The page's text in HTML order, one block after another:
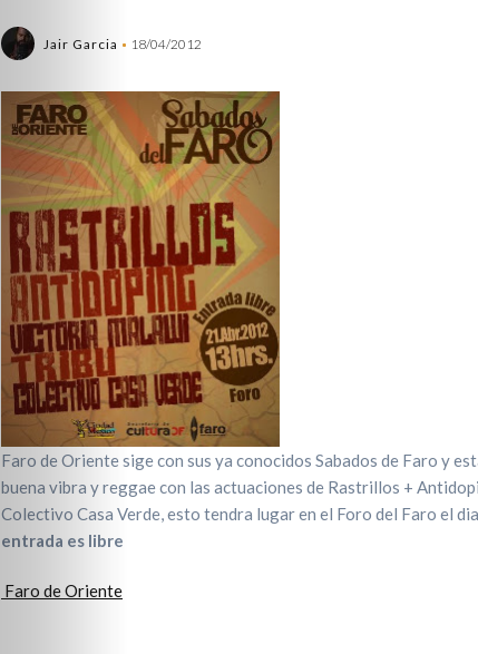
Jair Garcia 18/04/2012
Faro de Oriente sige con sus ya conocidos Sabados de Faro y
buena vibra y reggae con las actuaciones de Rastrillos +
Colectivo Casa Verde, esto tendra lugar en el Foro del Faro el
entrada es libre
Faro de Oriente